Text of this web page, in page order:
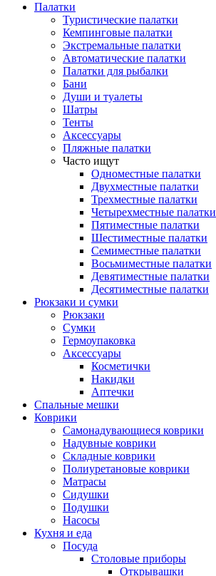
Палатки
Туристические палатки
Кемпинговые палатки
Экстремальные палатки
Автоматические палатки
Палатки для рыбалки
Бани
Души и туалеты
Шатры
Тенты
Аксессуары
Пляжные палатки
Часто ищут
Одноместные палатки
Двухместные палатки
Трехместные палатки
Четырехместные палатки
Пятиместные палатки
Шестиместные палатки
Семиместные палатки
Восьмиместные палатки
Девятиместные палатки
Десятиместные палатки
Рюкзаки и сумки
Рюкзаки
Сумки
Гермоупаковка
Аксессуары
Косметички
Накидки
Аптечки
Спальные мешки
Коврики
Самонадувающиеся коврики
Надувные коврики
Складные коврики
Полиуретановые коврики
Матрасы
Сидушки
Подушки
Насосы
Кухня и еда
Посуда
Столовые приборы
Открывашки